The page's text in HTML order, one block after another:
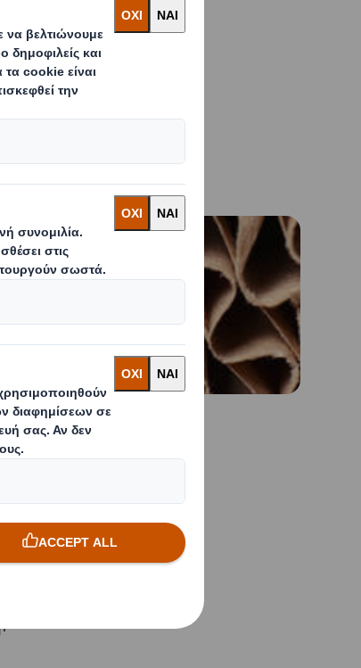
τα
όταν αντικρίζει
εκθέματα
που